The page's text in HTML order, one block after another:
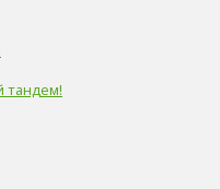
тандем!